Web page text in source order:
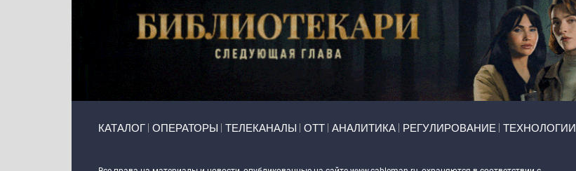
КАТАЛОГ ОПЕРАТОРЫ ТЕЛЕКАНАЛЫ ОТТ АНАЛИТИКА РЕГУЛИРОВАНИЕ ТЕХНОЛОГИИ